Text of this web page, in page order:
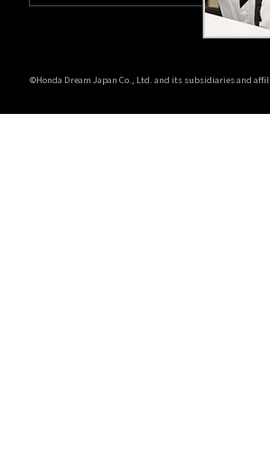
©Honda Dream Japan Co., Ltd. and its subsidiaries and